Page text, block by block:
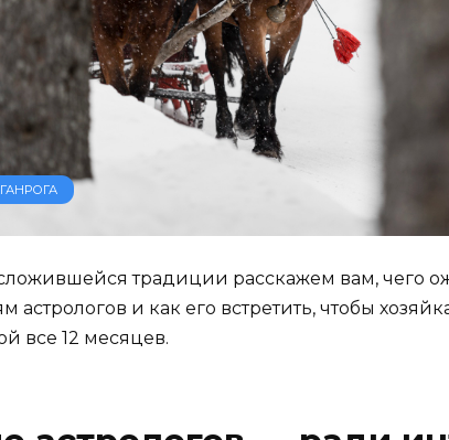
традиции расскажем вам, чего
астрологов и как его встретить, чтобы
все 12 месяцев.